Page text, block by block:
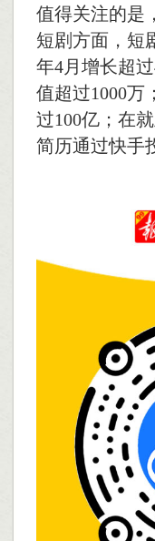
值得关注的是
短剧方面，短
年4月增长超
值超过1000万
过100亿；在
简历通过快手